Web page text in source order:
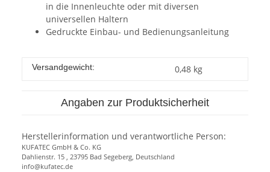
in die Innenleuchte oder mit diversen
universellen Haltern
Gedruckte Einbau- und Bedienungsanleitung
Versandgewicht: 0,48 kg
Angaben zur Produktsicherheit
Herstellerinformation und verantwortliche Person:
KUFATEC GmbH & Co. KG
Dahlienstr. 15 , 23795 Bad Segeberg, Deutschland
info@kufatec.de